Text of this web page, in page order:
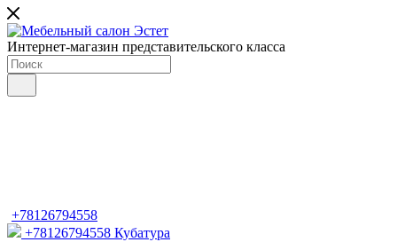
Интернет-магазин представительского класса
+78126794558
+78126794558 Кубатура